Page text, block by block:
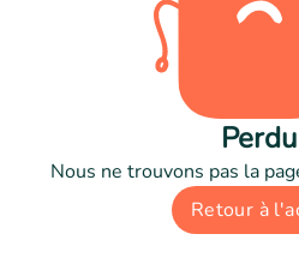
Nous ne trouvons pas la
Retour à